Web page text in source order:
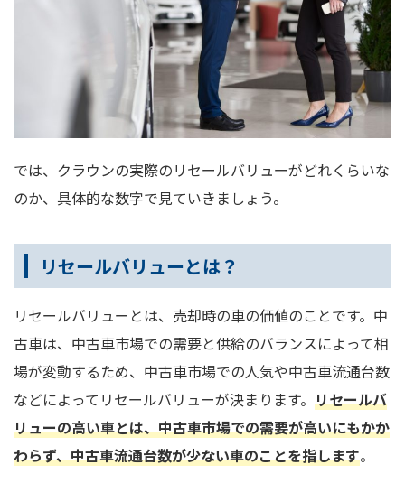
では、クラウンの実際のリセールバリューがどれくらいな
のか、具体的な数字で見ていきましょう。
リセールバリューとは？
リセールバリューとは、売却時の車の価値のことです。中
古車は、中古車市場での需要と供給のバランスによって相
場が変動するため、中古車市場での人気や中古車流通台数
などによってリセールバリューが決まります。 リセールバ
リューの高い車とは、中古車市場での需要が高いにもかか
わらず、中古車流通台数が少ない車のことを指します。